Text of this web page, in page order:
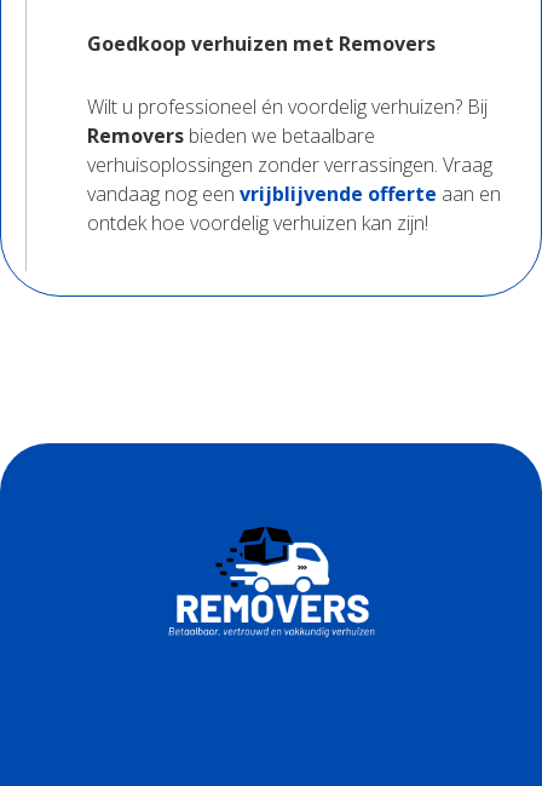
Goedkoop verhuizen met Removers
Wilt u professioneel én voordelig verhuizen? Bij
Removers bieden we betaalbare
verhuisoplossingen zonder verrassingen. Vraag
vandaag nog een vrijblijvende offerte aan en
ontdek hoe voordelig verhuizen kan zijn!